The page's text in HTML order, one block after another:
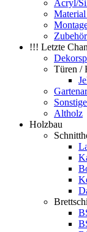
Acryl/
Zubehör
!!! Letzte
Türen /
Altholz
Holzbau